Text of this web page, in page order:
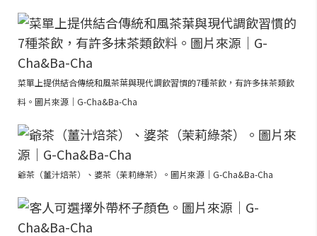
菜單上提供結合傳統和風茶葉與現代調飲習慣的7種茶飲，有許多抹茶類飲
料。圖片來源｜G-Cha&Ba-Cha
爺茶（薑汁焙茶）、婆茶（茉莉綠茶）。圖片來源｜G-Cha&Ba-Cha